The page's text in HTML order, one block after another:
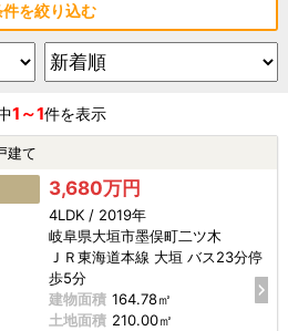
件を絞り込む
1～1件を表示
建て
3,680万円
4LDK / 2019年
岐阜県大垣市墨俣町二ツ木
ＪＲ東海道本線 大垣 バス23分停
歩5分
建物面積 164.78㎡
土地面積 210.00㎡